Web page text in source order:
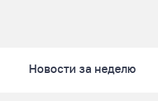
Новости за неделю